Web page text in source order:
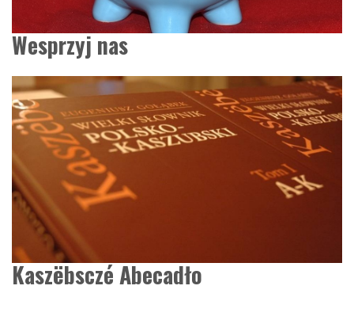
Wesprzyj nas
Kaszëbsczé Abecadło